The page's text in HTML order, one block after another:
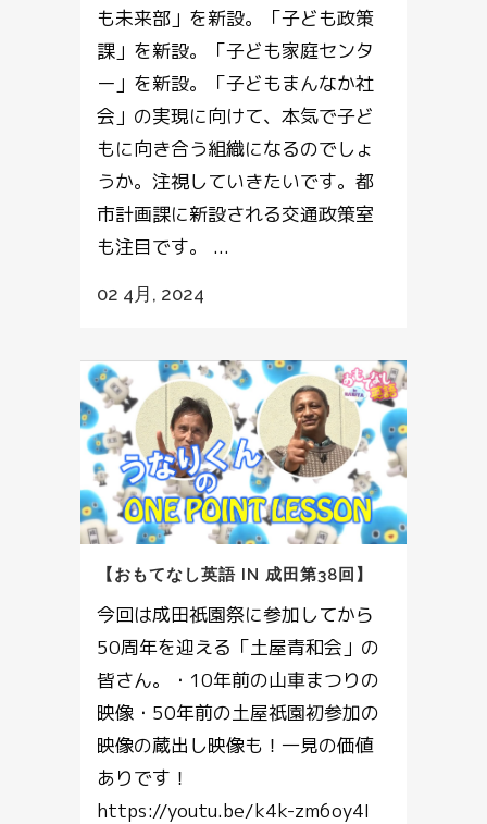
も未来部」を新設。「子ども政策
課」を新設。「子ども家庭センタ
ー」を新設。「子どもまんなか社
会」の実現に向けて、本気で子ど
もに向き合う組織になるのでしょ
うか。注視していきたいです。都
市計画課に新設される交通政策室
も注目です。 ...
02 4月, 2024
【おもてなし英語 IN 成田第38回】
今回は成田祇園祭に参加してから
50周年を迎える「土屋青和会」の
皆さん。・10年前の山車まつりの
映像・50年前の土屋祇園初参加の
映像の蔵出し映像も！一見の価値
ありです！
https://youtu.be/k4k-zm6oy4I